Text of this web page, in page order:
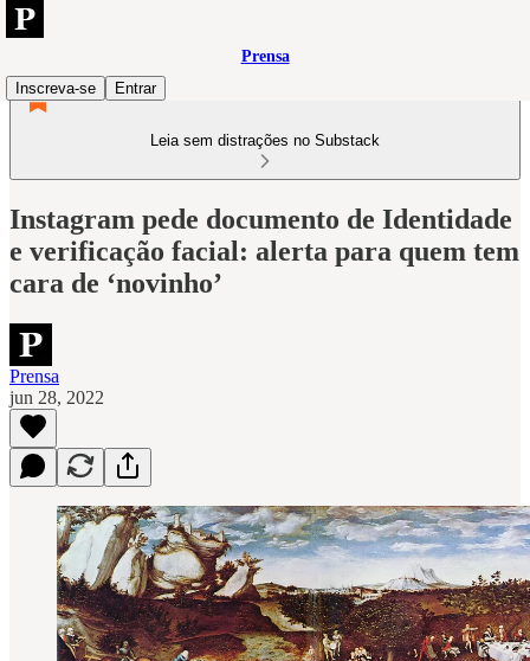
Prensa
Inscreva-se
Entrar
Leia sem distrações no Substack
Instagram pede documento de Identidade
e verificação facial: alerta para quem tem
cara de ‘novinho’
Prensa
jun 28, 2022